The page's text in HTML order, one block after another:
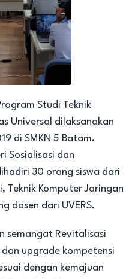
Studi Teknik
Universal dilaksanakan
di SMKN 5 Batam.
Sosialisasi dan
30 orang siswa dari
Teknik Komputer Jaringan
dosen dari UVERS.
semangat Revitalisasi
upgrade kompetensi
dengan kemajuan